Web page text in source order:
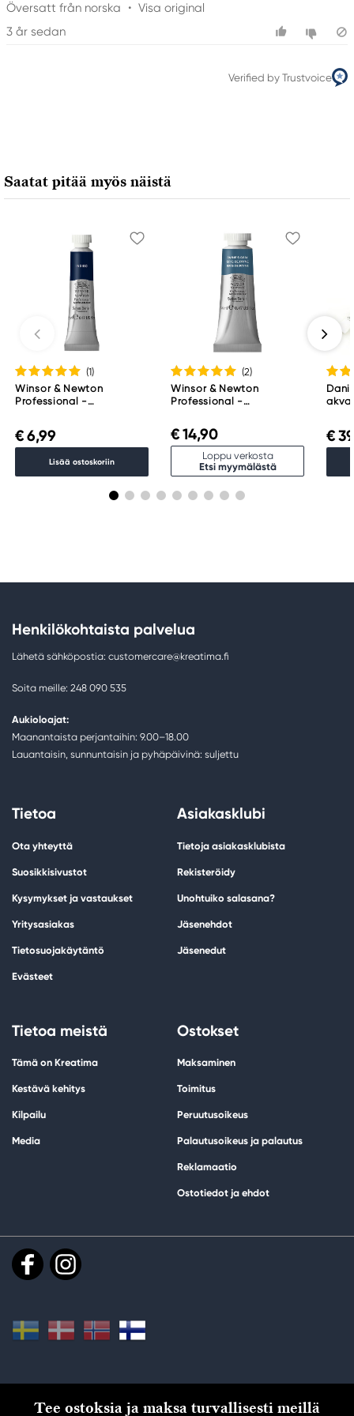
Översatt från norska • Visa original
3 år sedan
Verified by Trustvoice
Saatat pitää myös näistä
(1)
Winsor & Newton
Professional -
€ 6,99
Lisää ostoskoriin
(2)
Winsor & Newton
Professional -
Payne's Gray 465
€ 14,90
Loppu verkosta
Etsi myymälästä
€
Henkilökohtaista palvelua
Lähetä sähköpostia: customercare@kreatima.fi
Soita meille: 248 090 535
Aukioloajat:
Maanantaista perjantaihin: 9.00–18.00
Lauantaisin, sunnuntaisin ja pyhäpäivinä: suljettu
Tietoa
Ota yhteyttä
Suosikkisivustot
Kysymykset ja vastaukset
Yritysasiakas
Tietosuojakäytäntö
Evästeet
Asiakasklubi
Tietoja asiakasklubista
Rekisteröidy
Unohtuiko salasana?
Jäsenehdot
Jäsenedut
Tietoa meistä
Tämä on Kreatima
Kestävä kehitys
Kilpailu
Media
Ostokset
Maksaminen
Toimitus
Peruutusoikeus
Palautusoikeus ja palautus
Reklamaatio
Ostotiedot ja ehdot
Tee ostoksia ja maksa turvallisesti meillä